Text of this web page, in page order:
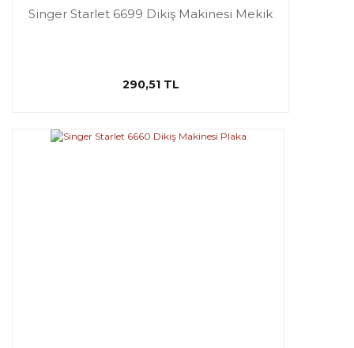
Singer Starlet 6699 Dikiş Makinesi Mekik
290,51 TL